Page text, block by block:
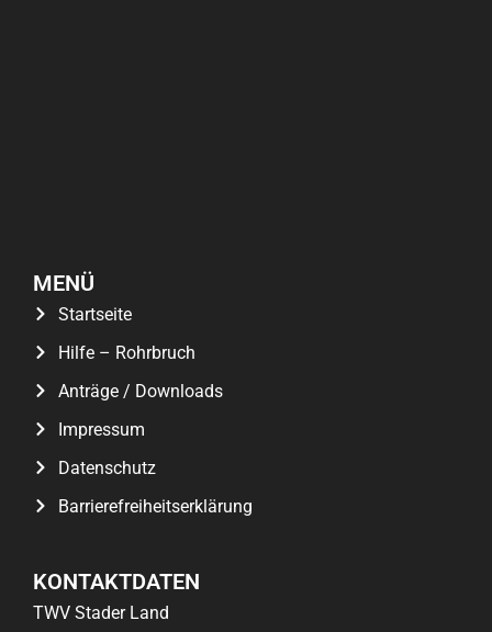
MENÜ
Startseite
Hilfe – Rohrbruch
Anträge / Downloads
Impressum
Datenschutz
Barrierefreiheitserklärung
KONTAKTDATEN
TWV Stader Land